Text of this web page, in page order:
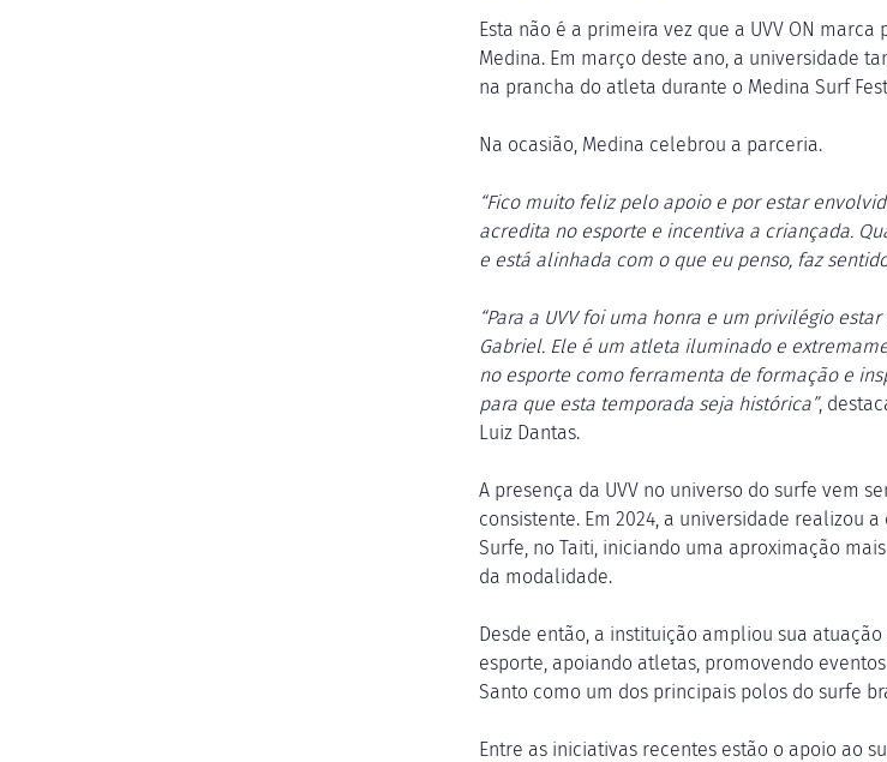
Esta não é a primeira vez que a UVV ON
Medina. Em março deste ano, a universidade
na prancha do atleta durante o Medina Surf
Na ocasião, Medina celebrou a parceria.
“Fico muito feliz pelo apoio e por estar
acredita no esporte e incentiva a criançada.
e está alinhada com o que eu penso, faz
“Para a UVV foi uma honra e um privilégio
Gabriel. Ele é um atleta iluminado e
no esporte como ferramenta de formação e
para que esta temporada seja histórica”,
Luiz Dantas.
A presença da UVV no universo do surfe vem
consistente. Em 2024, a universidade realizou
Surfe, no Taiti, iniciando uma aproximação
da modalidade.
Desde então, a instituição ampliou sua
esporte, apoiando atletas, promovendo
Santo como um dos principais polos do surfe
Entre as iniciativas recentes estão o apoio ao